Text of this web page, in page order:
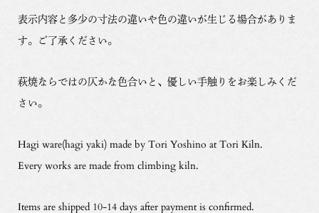
表示内容と多少の寸法の違いや色の違いが生じる場合がありま
す。ご了承ください。
萩焼ならではの仄かな色合いと、優しい手触りをお楽しみくだ
さい。
Hagi ware(hagi yaki) made by Tori Yoshino at Tori Kiln.
Every works are made from climbing kiln.
Items are shipped 10-14 days after payment is confirmed.